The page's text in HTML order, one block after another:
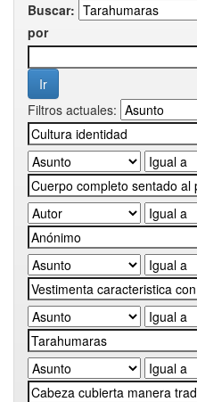
Buscar:
por
Filtros actuales: